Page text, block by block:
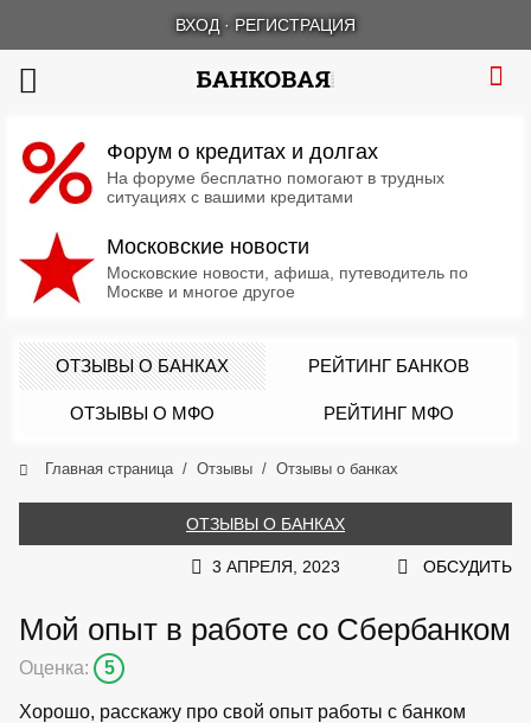
ВХОД · РЕГИСТРАЦИЯ
Форум о кредитах и долгах
На форуме бесплатно помогают в трудных
ситуациях с вашими кредитами
Московские новости
Московские новости, афиша, путеводитель по
Москве и многое другое
ОТЗЫВЫ О БАНКАХ РЕЙТИНГ БАНКОВ
ОТЗЫВЫ О МФО РЕЙТИНГ МФО
Главная страница Отзывы Отзывы о банках
ОТЗЫВЫ О БАНКАХ
3 АПРЕЛЯ, 2023 ОБСУДИТЬ
Мой опыт в работе со Сбербанком
Оценка: 5
Хорошо, расскажу про свой опыт работы с банком